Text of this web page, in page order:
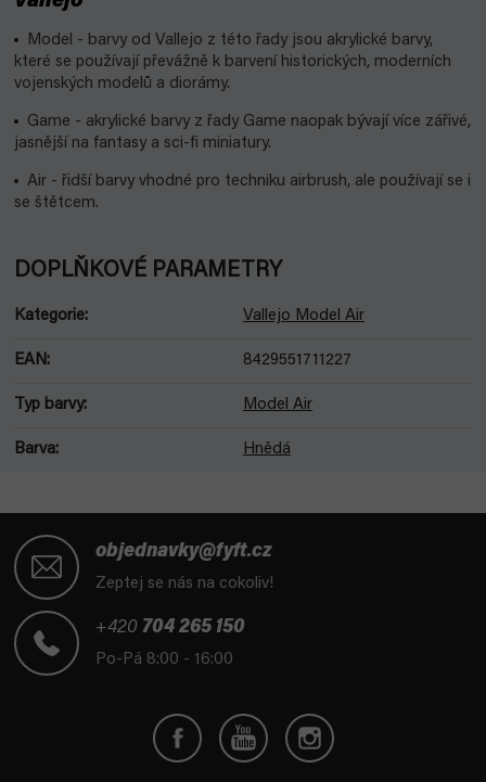
Model - barvy od Vallejo z této řady jsou akrylické barvy,
které se používají převážně k barvení historických, moderních
vojenských modelů a diorámy.
Game - akrylické barvy z řady Game naopak bývají více zářivé,
jasnější na fantasy a sci-fi miniatury.
Air - řidší barvy vhodné pro techniku airbrush, ale používají se i
se štětcem.
DOPLŇKOVÉ PARAMETRY
Kategorie: Vallejo Model Air
EAN: 8429551711227
Typ barvy: Model Air
Barva: Hnědá
objednavky@fyft.cz
Zeptej se nás na cokoliv!
+420 704 265 150
Po-Pá 8:00 - 16:00